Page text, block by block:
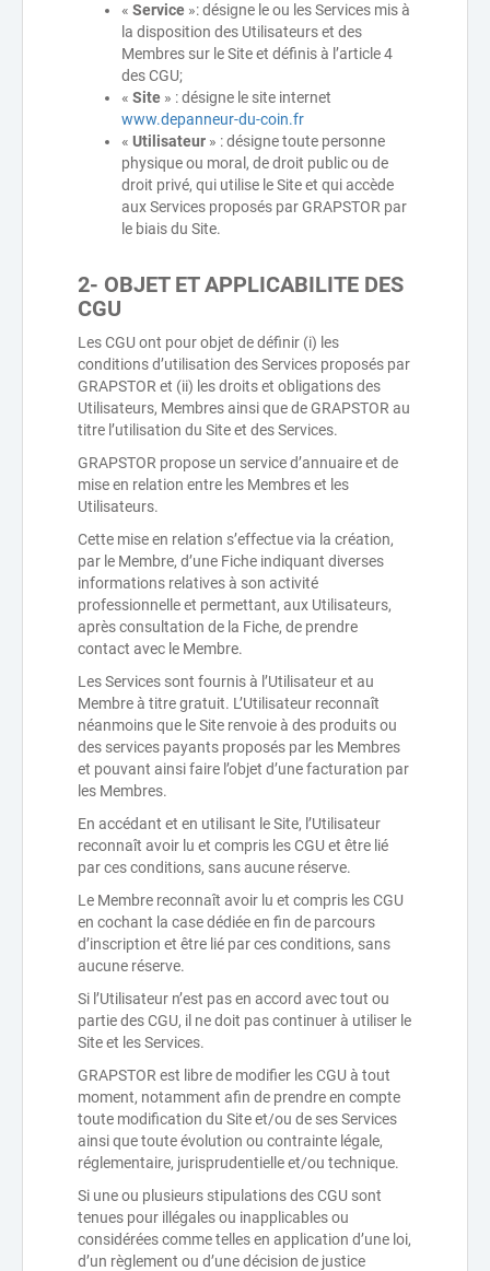
« Service »: désigne le ou les Services mis à
la disposition des Utilisateurs et des
Membres sur le Site et définis à l’article 4
des CGU;
« Site » : désigne le site internet
www.depanneur-du-coin.fr
« Utilisateur » : désigne toute personne
physique ou moral, de droit public ou de
droit privé, qui utilise le Site et qui accède
aux Services proposés par GRAPSTOR par
le biais du Site.
2- OBJET ET APPLICABILITE DES
CGU
Les CGU ont pour objet de définir (i) les
conditions d’utilisation des Services proposés par
GRAPSTOR et (ii) les droits et obligations des
Utilisateurs, Membres ainsi que de GRAPSTOR au
titre l’utilisation du Site et des Services.
GRAPSTOR propose un service d’annuaire et de
mise en relation entre les Membres et les
Utilisateurs.
Cette mise en relation s’effectue via la création,
par le Membre, d’une Fiche indiquant diverses
informations relatives à son activité
professionnelle et permettant, aux Utilisateurs,
après consultation de la Fiche, de prendre
contact avec le Membre.
Les Services sont fournis à l’Utilisateur et au
Membre à titre gratuit. L’Utilisateur reconnaît
néanmoins que le Site renvoie à des produits ou
des services payants proposés par les Membres
et pouvant ainsi faire l’objet d’une facturation par
les Membres.
En accédant et en utilisant le Site, l’Utilisateur
reconnaît avoir lu et compris les CGU et être lié
par ces conditions, sans aucune réserve.
Le Membre reconnaît avoir lu et compris les CGU
en cochant la case dédiée en fin de parcours
d’inscription et être lié par ces conditions, sans
aucune réserve.
Si l’Utilisateur n’est pas en accord avec tout ou
partie des CGU, il ne doit pas continuer à utiliser le
Site et les Services.
GRAPSTOR est libre de modifier les CGU à tout
moment, notamment afin de prendre en compte
toute modification du Site et/ou de ses Services
ainsi que toute évolution ou contrainte légale,
réglementaire, jurisprudentielle et/ou technique.
Si une ou plusieurs stipulations des CGU sont
tenues pour illégales ou inapplicables ou
considérées comme telles en application d’une loi,
d’un règlement ou d’une décision de justice